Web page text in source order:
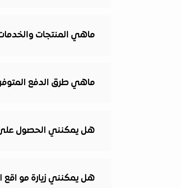
ماهي المنتجات
ماهي طرق الدفع
هل يمكنني الحصول على
هل يمكنني زيارة مو اقع